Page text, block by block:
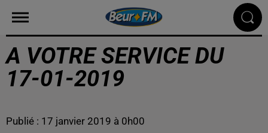
A VOTRE SERVICE DU
17-01-2019
Publié : 17 janvier 2019 à 0h00